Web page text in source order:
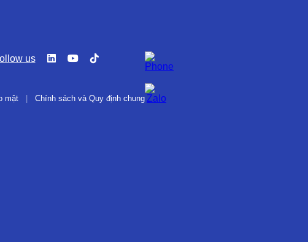
us
mật Chính sách và Quy định chung